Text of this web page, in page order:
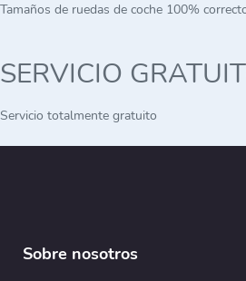
Tamaños de ruedas de coche 100%
SERVICIO
Servicio totalmente gratuito
Sobre nosotros